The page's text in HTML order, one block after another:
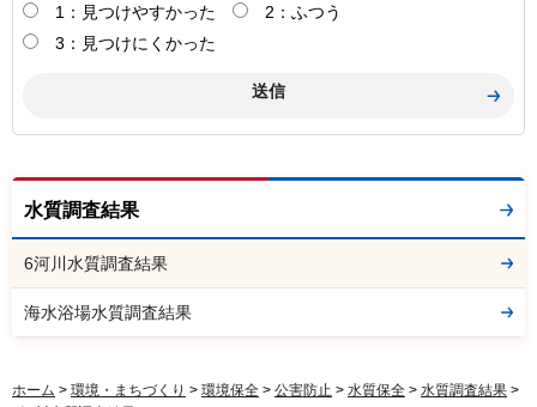
1：見つけやすかった
2：ふつう
3：見つけにくかった
水質調査結果
6河川水質調査結果
海水浴場水質調査結果
ホーム > 環境・まちづくり > 環境保全 > 公害防止 > 水質保全 > 水質調査結果 >